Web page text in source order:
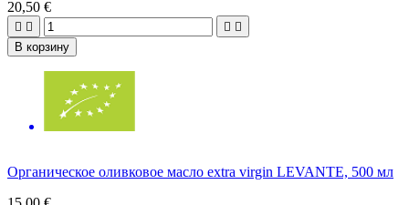
20,50 €
   
В корзину
Органическое оливковое масло extra virgin LEVANTE, 500 мл